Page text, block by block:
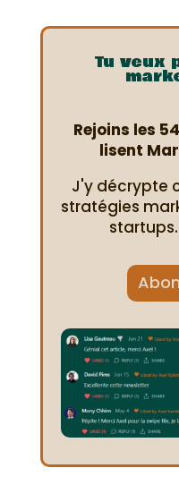
Tu veux
Rejoins les
lisent
J'y décrypte
stratégies